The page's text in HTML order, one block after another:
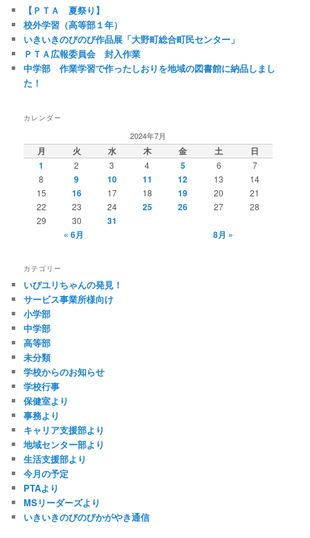
【ＰＴＡ 夏祭り】
校外学習（高等部１年）
いきいきのびのび作品展「大野町総合町民センター」
ＰＴＡ広報委員会 封入作業
中学部 作業学習で作ったしおりを地域の図書館に納品しまし
た！
カレンダー
2024年7月
月 火 水 木 金 土
日
1
2 3 4 5 6
7
8
9 10 11 12 13
14
15
16 17 18 19 20
21
22
23 24 25 26 27
28
29
30
31
« 6月
8月 »
カテゴリー
いびユリちゃんの発見！
サービス事業所様向け
小学部
中学部
高等部
未分類
学校からのお知らせ
学校行事
保健室より
事務より
キャリア支援部より
地域センター部より
生活支援部より
今月の予定
PTAより
MSリーダーズより
いきいきのびのびかがやき通信